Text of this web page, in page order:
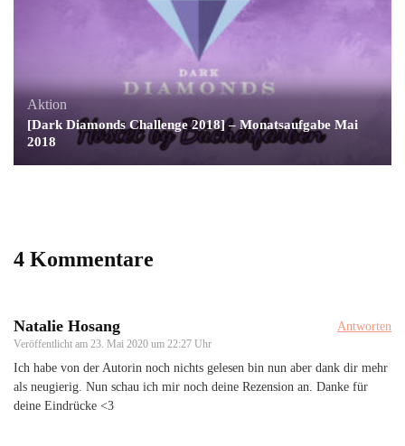
Aktion
[Dark Diamonds Challenge 2018] – Monatsaufgabe Mai
2018
4 Kommentare
Natalie Hosang
Veröffentlicht am 23. Mai 2020 um 22:27 Uhr
Antworten
Ich habe von der Autorin noch nichts gelesen bin nun aber dank dir mehr
als neugierig. Nun schau ich mir noch deine Rezension an. Danke für
deine Eindrücke <3